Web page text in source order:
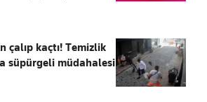
çalıp kaçtı! Temizlik
süpürgeli müdahalesi